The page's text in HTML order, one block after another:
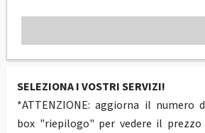
SELEZIONA I VOSTRI SERVIZI!
*ATTENZIONE: aggiorna il numero
box "riepilogo" per vedere il